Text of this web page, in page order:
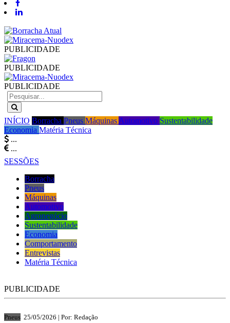
PUBLICIDADE
PUBLICIDADE
PUBLICIDADE
INÍCIO Borracha Pneus Máquinas Automotivo Sustentabilidade
Economia Matéria Técnica
...
...
SESSÕES
Borracha
Pneus
Máquinas
Automotivo
Agronegócio
Sustentabilidade
Economia
Comportamento
Entrevistas
Matéria Técnica
PUBLICIDADE
Pneus 25/05/2026 | Por: Redação